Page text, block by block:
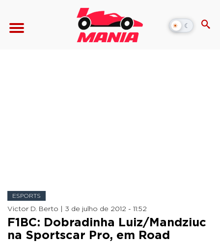
☀ ☾
Alternar
modo
ESPORTS
Victor D. Berto | 3 de julho de 2012 - 11:52
F1BC: Dobradinha Luiz/Mandziuc
na Sportscar Pro, em Road